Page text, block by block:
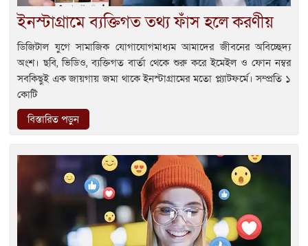
ইনস্টাগ্রামে ব্যক্তিগত তথ্য ফাঁস হলে করণীয়
ডিজিটাল যুগে সামাজিক যোগাযোগমাধ্যম আমাদের জীবনের অবিচ্ছেদ্য
অংশ। ছবি, ভিডিও, ব্যক্তিগত বার্তা থেকে শুরু করে ইমেইল ও ফোন নম্বর
সবকিছুই এক জায়গায় জমা থাকে ইনস্টাগ্রামের মতো প্ল্যাটফর্মে। সম্প্রতি ১
কোটি
বিস্তারিত পড়ুন